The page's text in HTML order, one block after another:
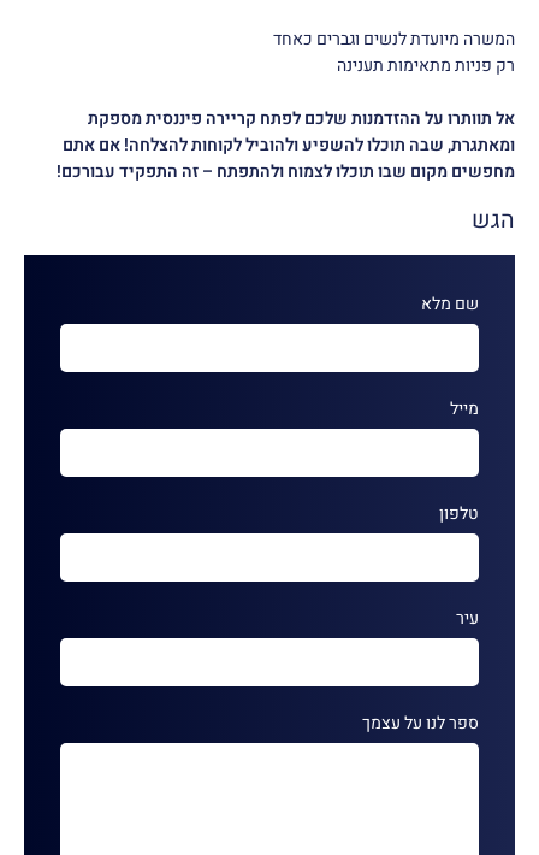
המשרה מיועדת לנשים וגברים כאחד
רק פניות מתאימות תענינה
אל תוותרו עלההזדמנות שלכם לפתח קריירה פיננסית מספקת
ומאתגרת, שבה תוכלו להשפיע ולהוביל לקוחות להצלחה! אם אתם
מחפשים מקום שבו תוכלו לצמוח ולהתפתח – זה התפקיד עבורכם!
הגש
שם מלא
מייל
טלפון
עיר
ספר לנו על עצמך